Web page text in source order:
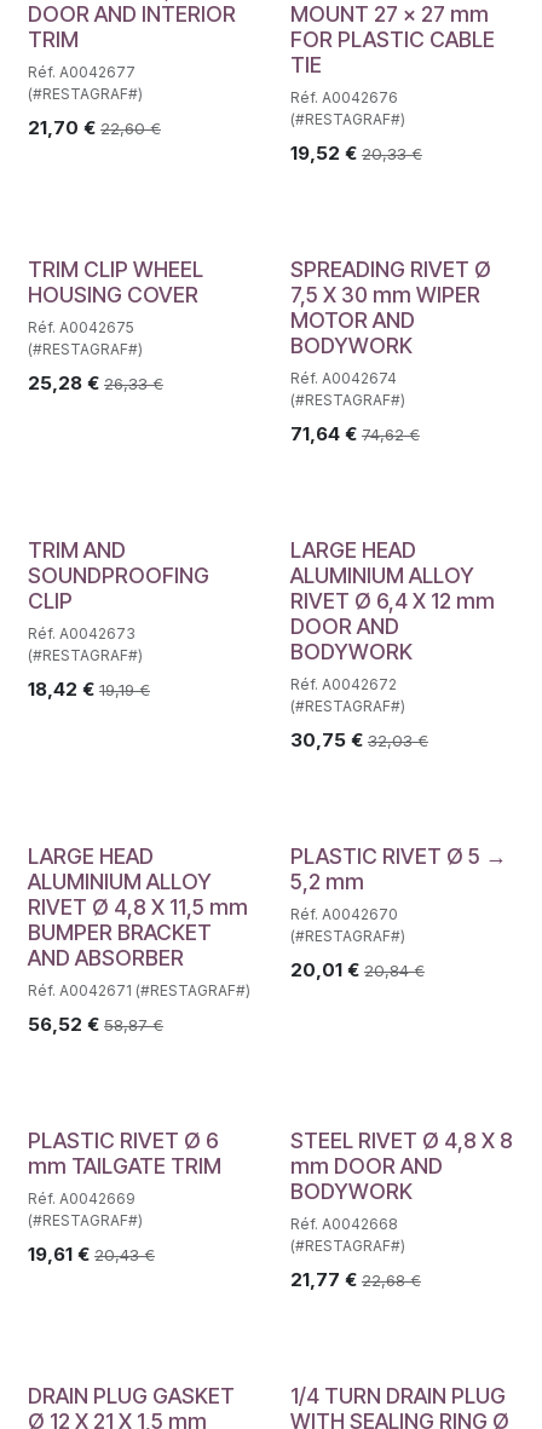
DOOR AND INTERIOR
TRIM
Réf. A0042677
(#RESTAGRAF#)
21,70 € 22,60€
MOUNT 27 x 27 mm
FOR PLASTIC CABLE
TIE
Réf. A0042676
(#RESTAGRAF#)
19,52 € 20,33€
TRIM CLIP WHEEL
HOUSING COVER
Réf. A0042675
(#RESTAGRAF#)
25,28 € 26,33€
SPREADING RIVET Ø
7,5 X 30 mm WIPER
MOTOR AND
BODYWORK
Réf. A0042674
(#RESTAGRAF#)
71,64€ 74,62€
TRIM AND
SOUNDPROOFING
CLIP
Réf. A0042673
(#RESTAGRAF#)
18,42 € 19,19€
LARGE HEAD
ALUMINIUM ALLOY
RIVET Ø 6,4 X 12 mm
DOOR AND
BODYWORK
Réf. A0042672
(#RESTAGRAF#)
30,75€ 32,03€
LARGE HEAD
ALUMINIUM ALLOY
RIVET Ø 4,8 X 11,5 mm
BUMPER BRACKET
AND ABSORBER
Réf. A0042671 (#RESTAGRAF#)
56,52 € 58,87€
PLASTIC RIVET Ø 5 →
5,2 mm
Réf. A0042670
(#RESTAGRAF#)
20,01€ 20,84€
PLASTIC RIVET Ø 6
mm TAILGATE TRIM
Réf. A0042669
(#RESTAGRAF#)
19,61 € 20,43€
STEEL RIVET Ø 4,8 X 8
mm DOOR AND
BODYWORK
Réf. A0042668
(#RESTAGRAF#)
21,77 € 22,68€
DRAIN PLUG GASKET
Ø 12 X 21 X 1,5 mm
1/4 TURN DRAIN PLUG
WITH SEALING RING Ø